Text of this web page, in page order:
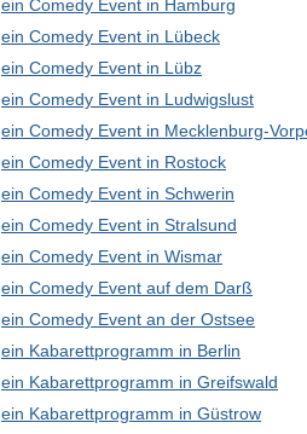
ein Comedy Event in Hamburg
ein Comedy Event in Lübeck
ein Comedy Event in Lübz
ein Comedy Event in Ludwigslust
ein Comedy Event in Mecklenburg-
ein Comedy Event in Rostock
ein Comedy Event in Schwerin
ein Comedy Event in Stralsund
ein Comedy Event in Wismar
ein Comedy Event auf dem Darß
ein Comedy Event an der Ostsee
ein Kabarettprogramm in Berlin
ein Kabarettprogramm in Greifswald
ein Kabarettprogramm in Güstrow